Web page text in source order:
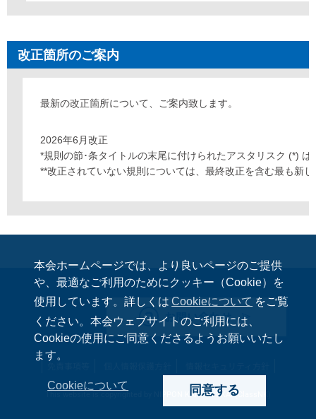
本会ホームページでは、より良いページのご提供
や、最適なご利用のためにクッキー（Cookie）を
使用しています。詳しくは Cookieについて をご覧
ください。本会ウェブサイトのご利用には、
Cookieの使用にご同意くださるようお願いいたし
ます。
Cookieについて 同意する
改正箇所のご案内
最新の改正箇所について、ご案内致します。
2026年6月改正
*規則の節･条タイトルの末尾に付けられたアスタリスク (*)
**改正されていない規則については、最終改正を含む最も新
お問い合わせ
This website is copyrighted by NIPPON KAIJI KYOKAI (ClassNK)